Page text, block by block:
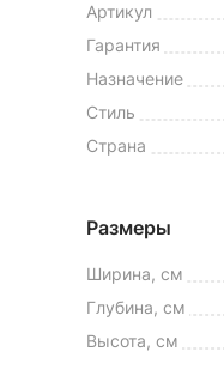
Артикул
Гарантия
Назначение
Стиль
Страна
Размеры
Ширина, см
Глубина, см
Высота, см